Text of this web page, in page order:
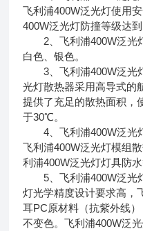
飞利浦400W泛光灯使用
400W泛光灯防撞等级达到
2、飞利浦400W泛光灯
白色、银色。
3、飞利浦400W泛光
光灯散热器采用高导式的
提供了充足的散热面积，
于30℃。
4、飞利浦400W泛光
飞利浦400W泛光灯模组
利浦400W泛光灯灯具防
5、飞利浦400W泛光
灯光学精度设计要求高，
耳PC原材料（抗紫外线
不变色。飞利浦400W泛